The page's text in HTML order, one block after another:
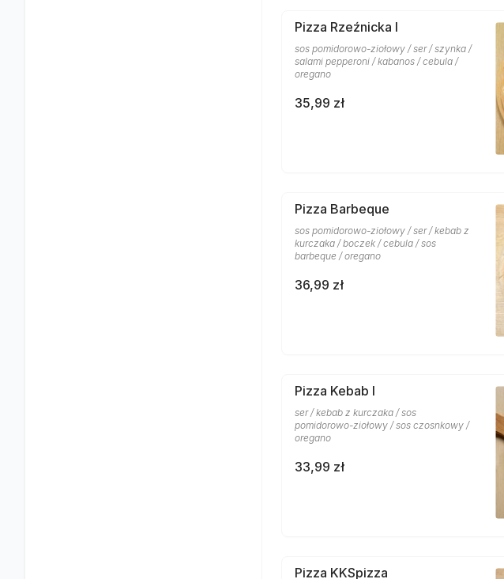
Pizza Rzeźnicka I
sos pomidorowo-ziołowy / ser / szynka /
salami pepperoni / kabanos / cebula /
oregano
35,99 zł
Pizza Barbeque
sos pomidorowo-ziołowy / ser / kebab z
kurczaka / boczek / cebula / sos
barbeque / oregano
36,99 zł
Pizza Kebab I
ser / kebab z kurczaka / sos
pomidorowo-ziołowy / sos czosnkowy /
oregano
33,99 zł
Pizza KKSpizza